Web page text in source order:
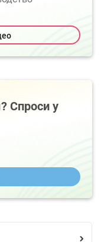
Спроси у